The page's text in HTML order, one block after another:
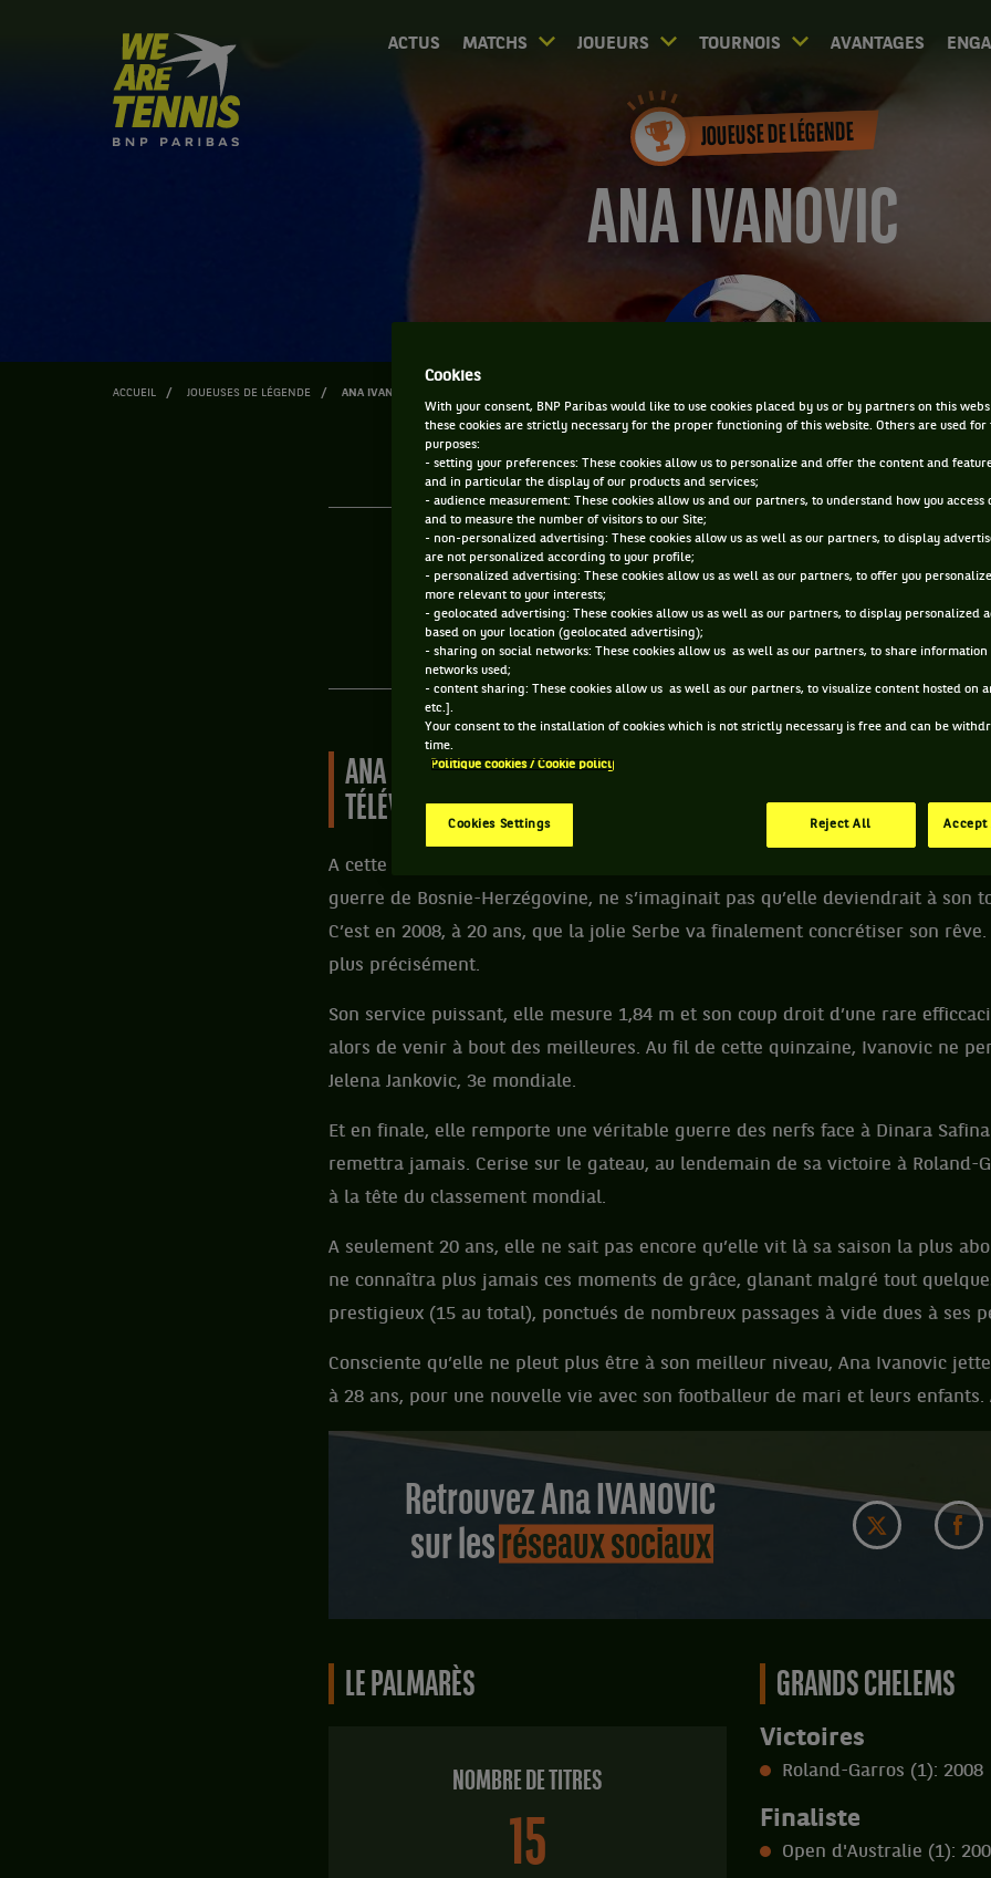
We
are
Tennis
by
BNP
ACTUS MATCHS JOUEURS TOURNOIS AVANTAGES
JOUEUSE DE LÉGENDE
ANA IVANOVIC
ACCUEIL JOUEUSES DE LÉGENDE ANA IVANOVIC
ÂGE
38 ANS
06/11/1987
NÉ À
BELGRADE (SERBIE)
CARRIERE PRO
2003 - 2016
ANA IVANOVIC A COMMENCÉ À JOUER À 5 ANS, EN REGARDANT
TÉLÉVISION.
A cette époque, la petite fille native de Belgrade, qui s’entraîne en pleins
guerre de Bosnie-Herzégovine, ne s’imaginait pas qu’elle deviendrait à son
C’est en 2008, à 20 ans, que la jolie Serbe va finalement concrétiser son
plus précisément.
Son service puissant, elle mesure 1,84 m et son coup droit d’une rare
alors de venir à bout des meilleures. Au fil de cette quinzaine, Ivanovic ne
Jelena Jankovic, 3e mondiale.
Et en finale, elle remporte une véritable guerre des nerfs face à Dinara Safina
remettra jamais. Cerise sur le gateau, au lendemain de sa victoire à Roland-
à la tête du classement mondial.
A seulement 20 ans, elle ne sait pas encore qu’elle vit là sa saison la plus
ne connaîtra plus jamais ces moments de grâce, glanant malgré tout
prestigieux (15 au total), ponctués de nombreux passages à vide dues à ses
Consciente qu’elle ne pleut plus être à son meilleur niveau, Ana Ivanovic jette
à 28 ans, pour une nouvelle vie avec son footballeur de mari et leurs enfants.
Retrouvez Ana IVANOVIC
sur lesréseaux sociaux
LE PALMARÈS
NOMBRE DE TITRES
15
GRANDS CHELEMS
Victoires
Roland-Garros (1): 2008
Finaliste
Open d'Australie (1):
Cookies
With your consent, BNP Paribas would like to use cookies placed by us or by partners on this
these cookies are strictly necessary for the proper functioning of this website. Others are used
purposes:
- setting your preferences: These cookies allow us to personalize and offer the content and
and in particular the display of our products and services;
- audience measurement: These cookies allow us and our partners, to understand how you access
and to measure the number of visitors to our Site;
- non-personalized advertising: These cookies allow us as well as our partners, to display
are not personalized according to your profile;
- personalized advertising: These cookies allow us as well as our partners, to offer you
more relevant to your interests;
- geolocated advertising: These cookies allow us as well as our partners, to display personalized
based on your location (geolocated advertising);
- sharing on social networks: These cookies allow us as well as our partners, to share
networks used;
- content sharing: These cookies allow us as well as our partners, to visualize content hosted on
etc.].
Your consent to the installation of cookies which is not strictly necessary is free and can be
time.
Politique cookies / Cookie policy
Cookies Settings Reject All Accept